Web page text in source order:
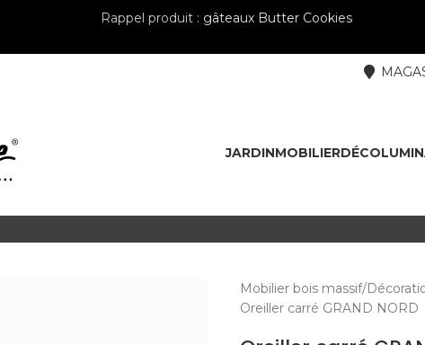
Rappel produit : gâteaux Butter Cookies
JARDINMOBILIERDÉCO
Mobilier bois massif
Oreiller carré GRAND NORD